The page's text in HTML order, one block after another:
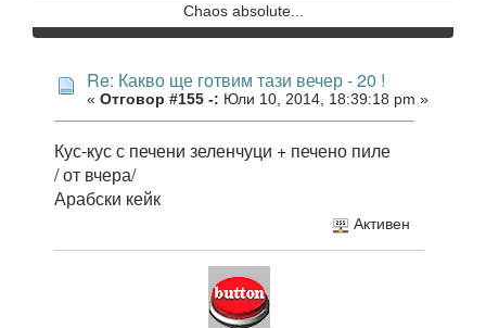
Chaos absolute...
Re: Какво ще готвим тази вечер - 20 !
« Отговор #155 -: Юли 10, 2014, 18:39:18 pm »
Кус-кус с печени зеленчуци + печено пиле
/ от вчера/
Арабски кейк
Активен